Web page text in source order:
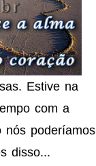
Estive na
com a
nós poderíamos
disso...